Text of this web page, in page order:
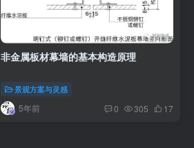
非金属板材幕墙的基本构造原理
景观方案与灵感
5年前 0 305 17